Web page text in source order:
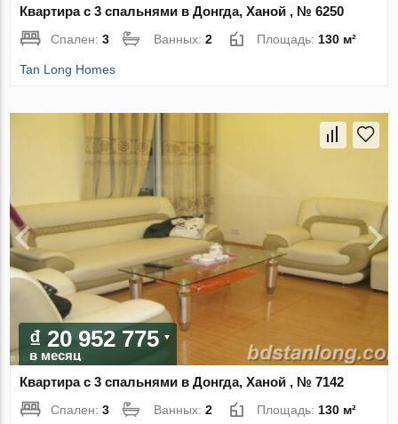
Квартира с 3 спальнями в Донгда, Ханой , № 6250
Спален:3 Ванных:2 Площадь:130 м²
Tan Long Homes
₫ 20 952 775
в месяц
Квартира с 3 спальнями в Донгда, Ханой , № 7142
Спален:3 Ванных:2 Площадь: 130 м²